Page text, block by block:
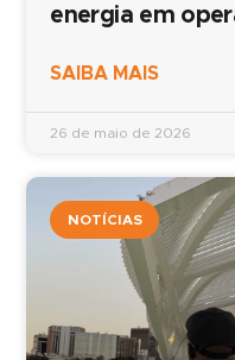
energia em
SAIBA MAIS
26 de maio de 2026
NOTÍCIAS